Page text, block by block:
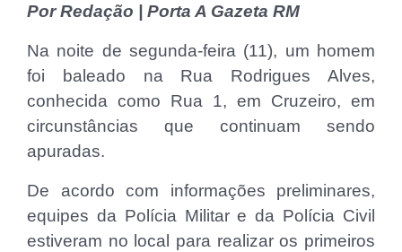
Por Redação | Porta A Gazeta RM
Na noite de segunda-feira (11), um homem
foi baleado na Rua Rodrigues Alves,
conhecida como Rua 1, em Cruzeiro, em
circunstâncias que continuam sendo
apuradas.
De acordo com informações preliminares,
equipes da Polícia Militar e da Polícia Civil
estiveram no local para realizar os primeiros